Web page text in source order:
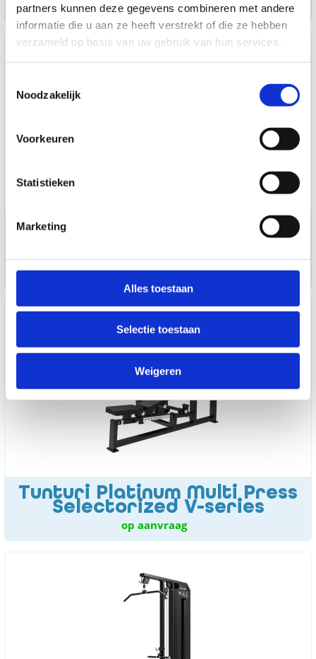
partners kunnen deze gegevens combineren met andere
informatie die u aan ze heeft verstrekt of die ze hebben
verzameld op basis van uw gebruik van hun services.
Noodzakelijk
Voorkeuren
Statistieken
Marketing
Alles toestaan
Selectie toestaan
Weigeren
op aanvraag
Tunturi Platinum Dual
Back/Abdominal Combo
Selectorized V-series
op aanvraag
Tunturi Platinum Multi Press
Selectorized V-series
op aanvraag